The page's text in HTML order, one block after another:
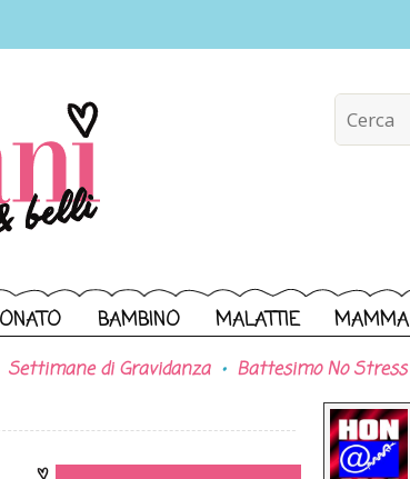
BAMBINO MALATTIE MAMMA
Settimane di Gravidanza Battesimo No Stress